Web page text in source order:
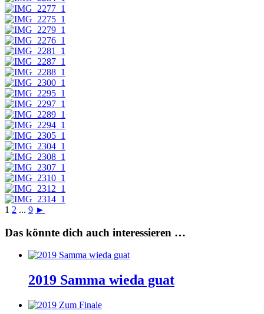
1 2 ... 9 ►
Das könnte dich auch interessieren …
2019 Samma wieda guat